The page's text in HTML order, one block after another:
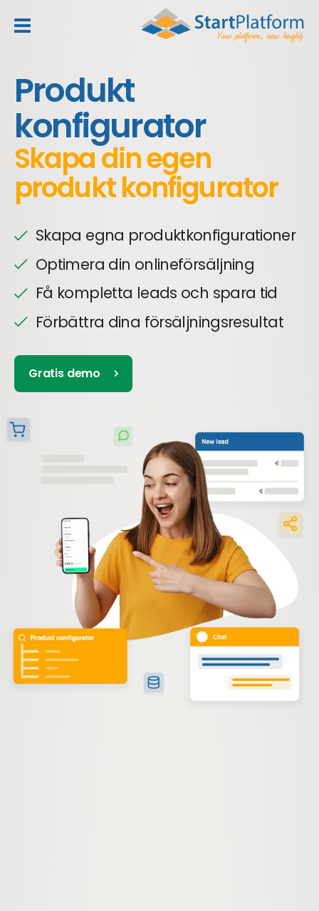
Produkt
konfigurator
Skapa din egen
produkt konfigurator
Skapa egna produktkonfigurationer
Optimera din onlineförsäljning
Få kompletta leads och spara tid
Förbättra dina försäljningsresultat
Gratis demo
header_toggle_navigation